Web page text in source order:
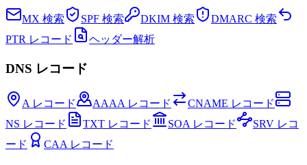
MX 検索 SPF 検索 DKIM 検索
DMARC 検索
PTR レコード
ヘッダー解析
DNS レコード
A レコード AAAA レコード
CNAME レコード
NS レコード
TXT レコード SOA レコード
SRV レコ
ード
CAA レコード